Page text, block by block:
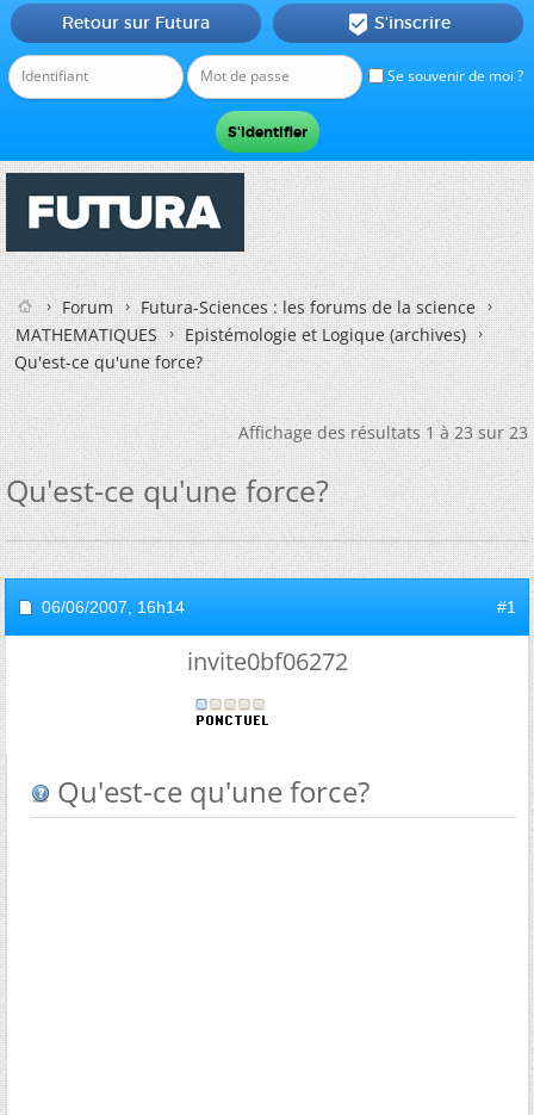
Se souvenir de moi ?
Retour sur Futura  S'inscrire
Forum
Futura-Sciences : les forums de la science
MATHEMATIQUES
Epistémologie et Logique (archives)
Qu'est-ce qu'une force?
Affichage des résultats 1 à 23 sur 23
Qu'est-ce qu'une force?
06/06/2007, 16h14 #1
invite0bf06272
Qu'est-ce qu'une force?